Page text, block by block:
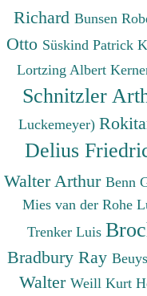
Richard Bunsen
Otto Süskind Patrick
Lortzing Albert
Schnitzler
Luckemeyer)
Delius
Walter Arthur Benn
Mies van der Rohe
Trenker Luis
Bradbury Ray
Walter Weill Kurt